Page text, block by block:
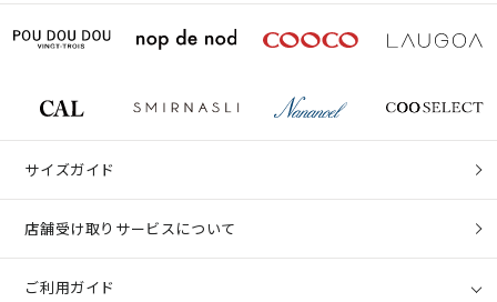
サイズガイド
店舗受け取りサービスについて
ご利用ガイド